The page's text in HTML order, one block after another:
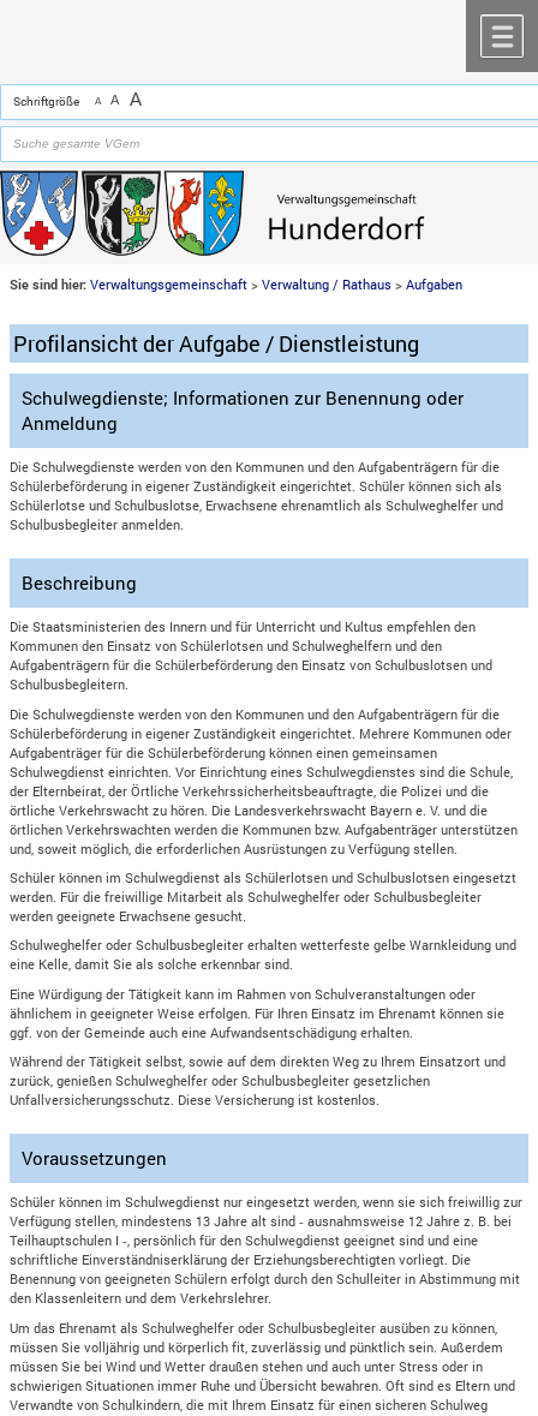
Schriftgröße A A A
Sie sind hier: Verwaltungsgemeinschaft >Verwaltung / Rathaus >Aufgaben
Profilansicht der Aufgabe / Dienstleistung
Schulwegdienste; Informationen zur Benennung oder
Anmeldung
Die Schulwegdienste werden von den Kommunen und den Aufgabenträgern für die
Schülerbeförderung in eigener Zuständigkeit eingerichtet. Schüler können sich als
Schülerlotse und Schulbuslotse, Erwachsene ehrenamtlich als Schulweghelfer und
Schulbusbegleiter anmelden.
Beschreibung
Die Staatsministerien des Innern und für Unterricht und Kultus empfehlen den
Kommunen den Einsatz von Schülerlotsen und Schulweghelfern und den
Aufgabenträgern für die Schülerbeförderung den Einsatz von Schulbuslotsen und
Schulbusbegleitern.
Die Schulwegdienste werden von den Kommunen und den Aufgabenträgern für die
Schülerbeförderung in eigener Zuständigkeit eingerichtet. Mehrere Kommunen oder
Aufgabenträger für die Schülerbeförderung können einen gemeinsamen
Schulwegdienst einrichten. Vor Einrichtung eines Schulwegdienstes sind die Schule,
der Elternbeirat, der Örtliche Verkehrssicherheitsbeauftragte, die Polizei und die
örtliche Verkehrswacht zu hören. Die Landesverkehrswacht Bayern e. V. und die
örtlichen Verkehrswachten werden die Kommunen bzw. Aufgabenträger unterstützen
und, soweit möglich, die erforderlichen Ausrüstungen zu Verfügung stellen.
Schüler können im Schulwegdienst als Schülerlotsen und Schulbuslotsen eingesetzt
werden. Für die freiwillige Mitarbeit als Schulweghelfer oder Schulbusbegleiter
werden geeignete Erwachsene gesucht.
Schulweghelfer oder Schulbusbegleiter erhalten wetterfeste gelbe Warnkleidung und
eine Kelle, damit Sie als solche erkennbar sind.
Eine Würdigung der Tätigkeit kann im Rahmen von Schulveranstaltungen oder
ähnlichem in geeigneter Weise erfolgen. Für Ihren Einsatz im Ehrenamt können sie
ggf. von der Gemeinde auch eine Aufwandsentschädigung erhalten.
Während der Tätigkeit selbst, sowie auf dem direkten Weg zu Ihrem Einsatzort und
zurück, genießen Schulweghelfer oder Schulbusbegleiter gesetzlichen
Unfallversicherungsschutz. Diese Versicherung ist kostenlos.
Voraussetzungen
Schüler können im Schulwegdienst nur eingesetzt werden, wenn sie sich freiwillig zur
Verfügung stellen, mindestens 13 Jahre alt sind ‑ ausnahmsweise 12 Jahre z. B. bei
Teilhauptschulen I ‑, persönlich für den Schulwegdienst geeignet sind und eine
schriftliche Einverständniserklärung der Erziehungsberechtigten vorliegt. Die
Benennung von geeigneten Schülern erfolgt durch den Schulleiter in Abstimmung mit
den Klassenleitern und dem Verkehrslehrer.
Um das Ehrenamt als Schulweghelfer oder Schulbusbegleiter ausüben zu können,
müssen Sie volljährig und körperlich fit, zuverlässig und pünktlich sein. Außerdem
müssen Sie bei Wind und Wetter draußen stehen und auch unter Stress oder in
schwierigen Situationen immer Ruhe und Übersicht bewahren. Oft sind es Eltern und
Verwandte von Schulkindern, die mit Ihrem Einsatz für einen sicheren Schulweg